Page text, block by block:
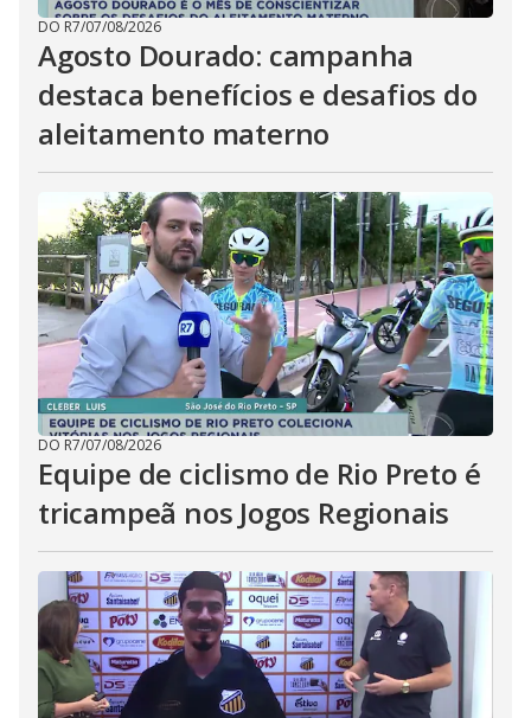
DO R7/07/08/2026
Agosto Dourado: campanha
destaca benefícios e desafios do
aleitamento materno
DO R7/07/08/2026
Equipe de ciclismo de Rio Preto é
tricampeã nos Jogos Regionais